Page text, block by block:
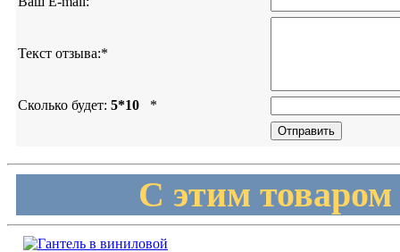
Текст отзыва:*
Сколько будет: 5*10 *
С этим